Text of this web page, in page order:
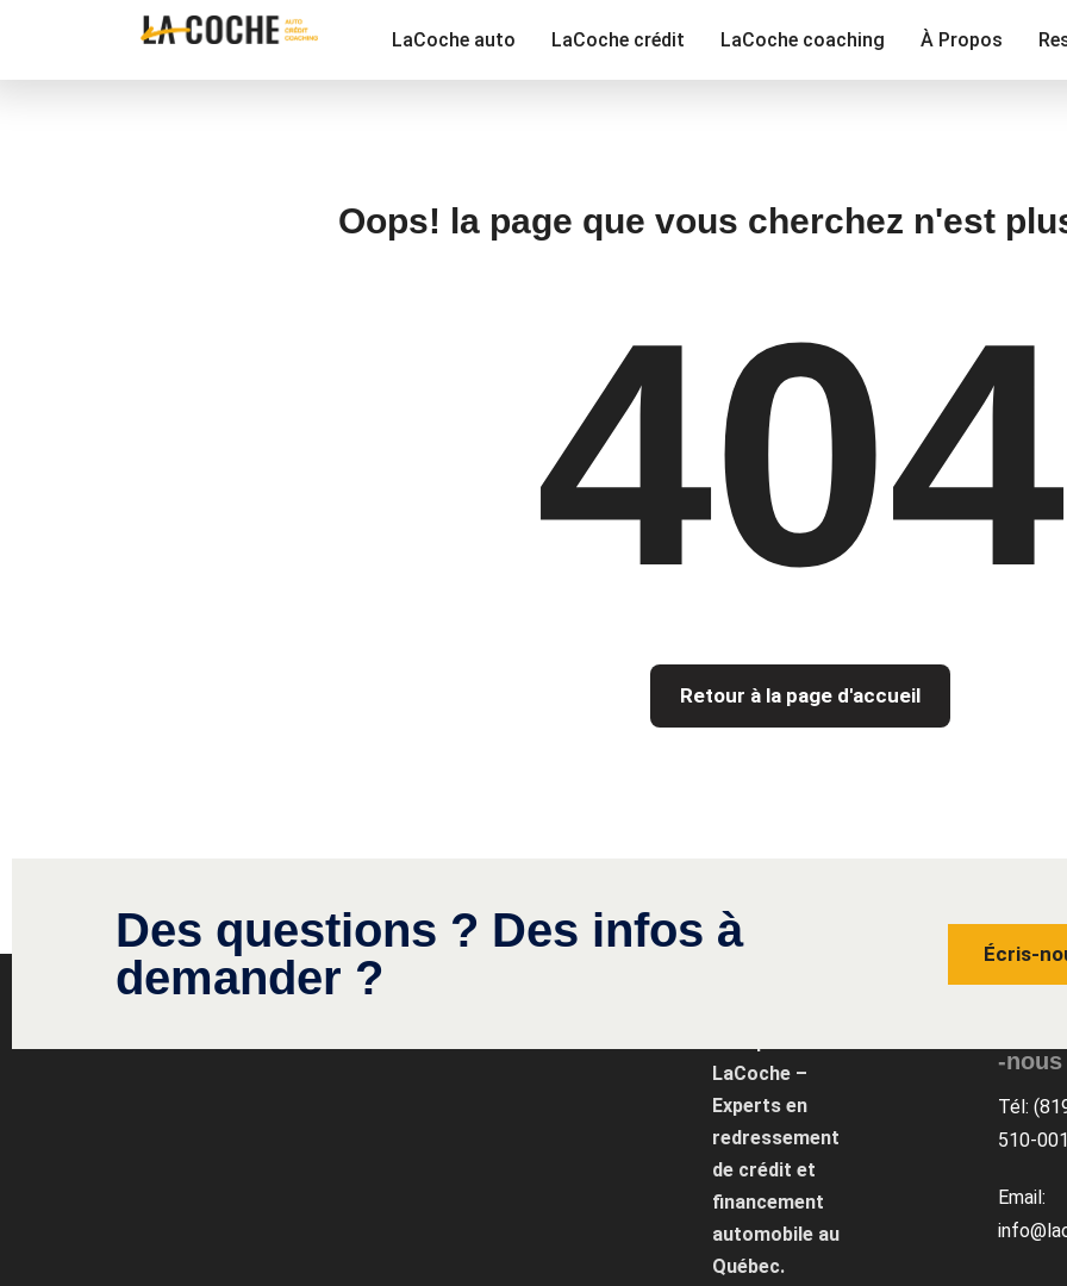
LaCoche auto LaCoche crédit LaCoche coaching À Propos
Oops! la page que vous cherchez n'est
404
Retour à la page d'accueil
Des questions ? Des infos à
demander ?
Écris-
LaCoche –
Experts en
redressement
de crédit et
financement
automobile au
Québec.
-nous
Tél:
510-
Email: